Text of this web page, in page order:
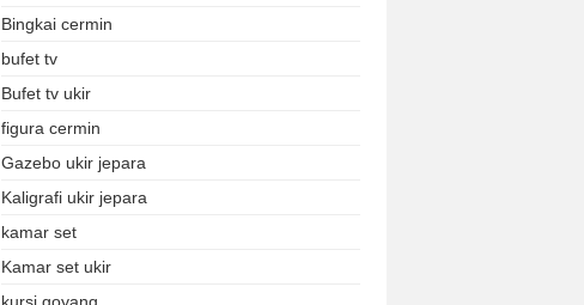
Bingkai cermin
bufet tv
Bufet tv ukir
figura cermin
Gazebo ukir jepara
Kaligrafi ukir jepara
kamar set
Kamar set ukir
kursi goyang